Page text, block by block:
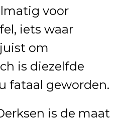
voor
iets waar
om
is diezelfde
fataal geworden.
is de maat